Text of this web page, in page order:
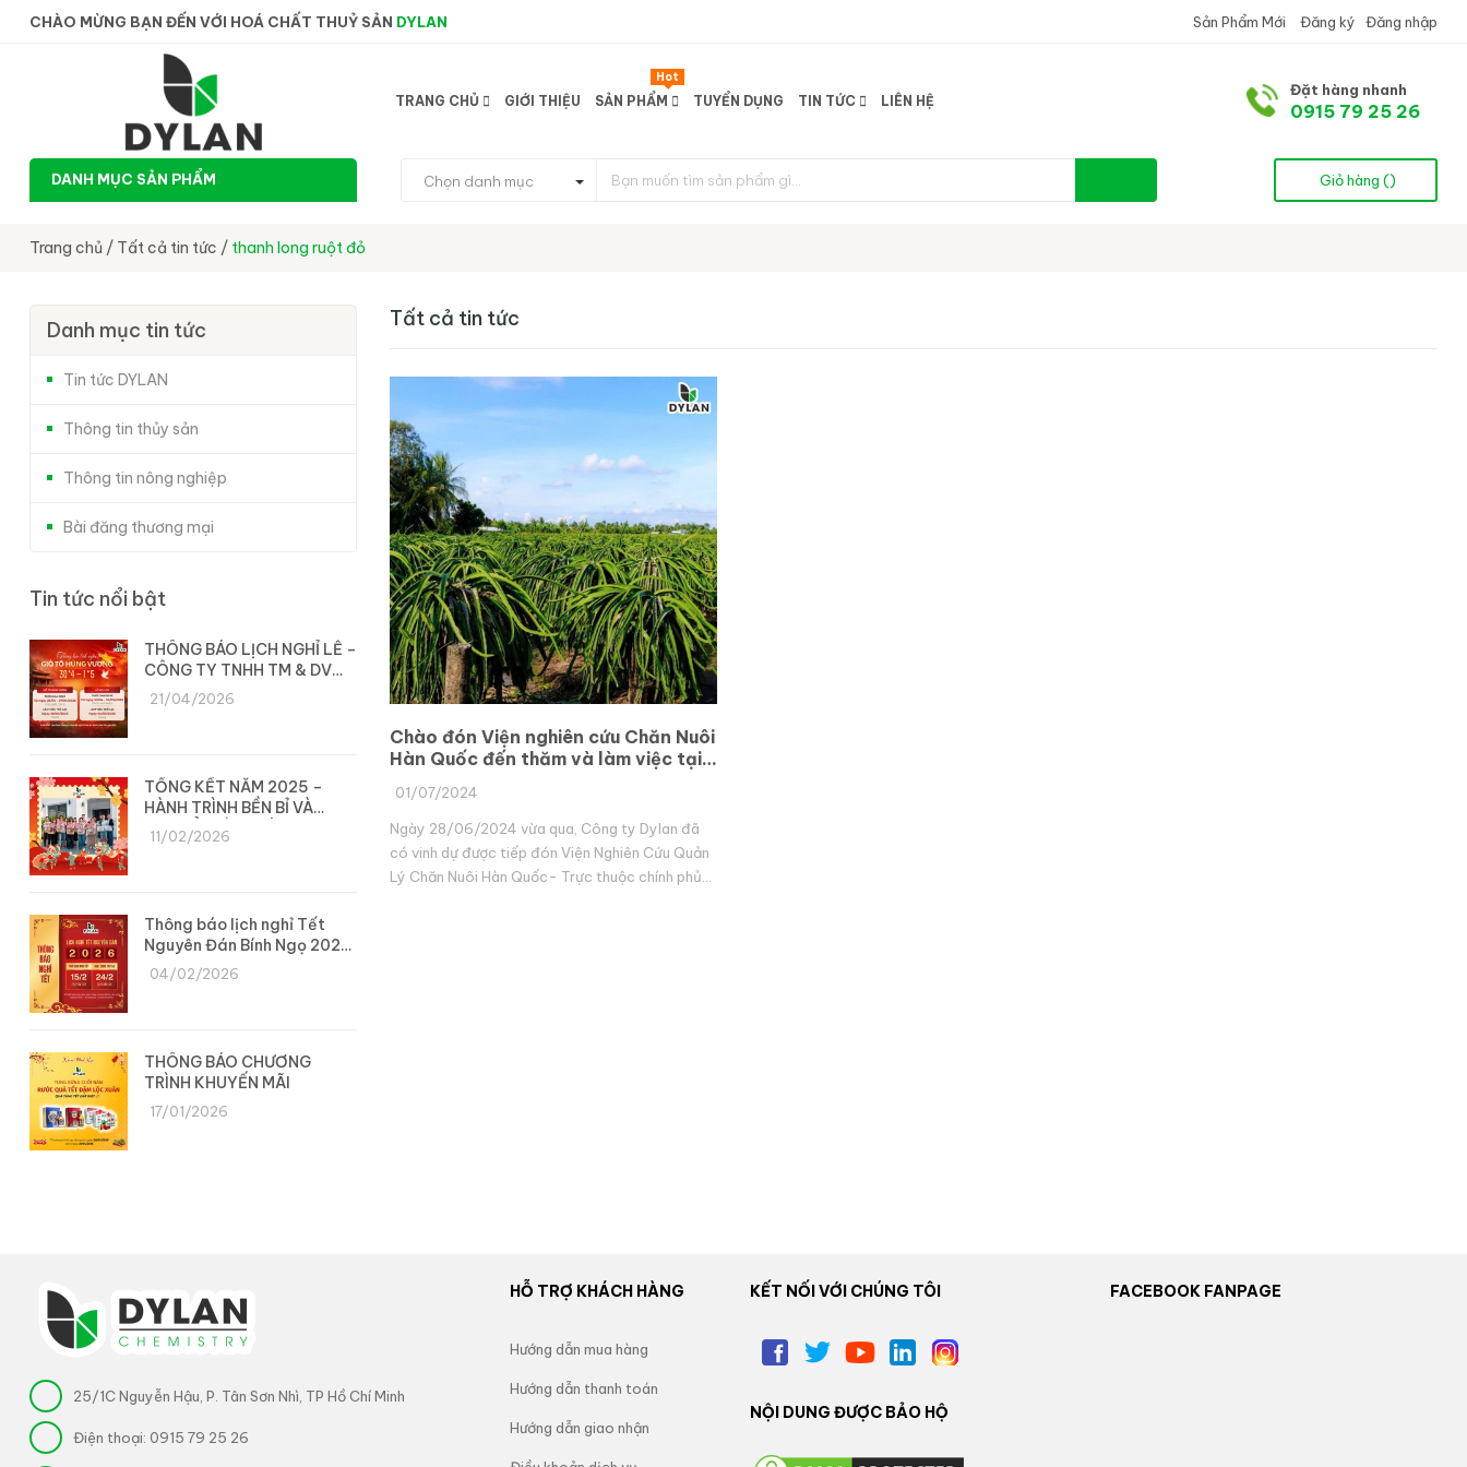
CHÀO MỪNG BẠN ĐẾN VỚI HOÁ CHẤT THUỶ SẢN DYLAN Đăng ký Đăng nhập
Sản Phẩm Mới
TRANG CHỦ GIỚI THIỆU SẢN PHẨM
Hot
TUYỂN DỤNG TIN TỨC LIÊN HỆ
Đặt hàng nhanh
0915 79 25 26
DANH MỤC SẢN PHẨM Chọn danh mục Giỏ hàng ()
Trang chủ / Tất cả tin tức / thanh long ruột đỏ
Tất cả tin tức
Chào đón Viện nghiên cứu Chăn Nuôi
Hàn Quốc đến thăm và làm việc tại
Dylan
01/07/2024
Ngày 28/06/2024 vừa qua, Công ty Dylan đã
có vinh dự được tiếp đón Viện Nghiên Cứu Quản
Lý Chăn Nuôi Hàn Quốc- Trực thuộc chính phủ
Danh mục tin tức
Tin tức DYLAN
Thông tin thủy sản
Thông tin nông nghiệp
Bài đăng thương mại
Tin tức nổi bật
THÔNG BÁO LỊCH NGHỈ LỄ –
CÔNG TY TNHH TM & DV
DYLAN
21/04/2026
TỔNG KẾT NĂM 2025 –
HÀNH TRÌNH BỀN BỈ VÀ
CHUYỂN MÌNH CÙNG DYLAN
11/02/2026
Thông báo lịch nghỉ Tết
Nguyên Đán Bính Ngọ 2026
– Công ty Dylan
04/02/2026
THÔNG BÁO CHƯƠNG
TRÌNH KHUYẾN MÃI
17/01/2026
25/1C Nguyễn Hậu, P. Tân Sơn Nhì, TP Hồ Chí Minh
Điện thoại: 0915 79 25 26
HỖ TRỢ KHÁCH HÀNG
Hướng dẫn mua hàng
Hướng dẫn thanh toán
Hướng dẫn giao nhận
KẾT NỐI VỚI CHÚNG TÔI
NỘI DUNG ĐƯỢC BẢO HỘ
FACEBOOK FANPAGE